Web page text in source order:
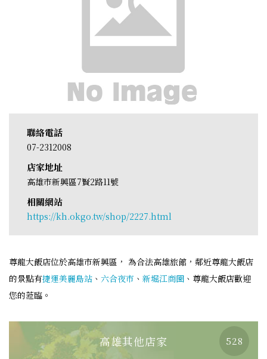
聯絡電話
07-2312008
店家地址
高雄市新興區7賢2路11號
相關網站
https://kh.okgo.tw/shop/2227.html
尊龍大飯店位於高雄市新興區， 為合法高雄旅館，鄰近尊龍大飯店
的景點有捷運美麗島站 、 六合夜市 、 新堀江商圈 、尊龍大飯店歡迎
您的蒞臨。
高雄其他店家 528